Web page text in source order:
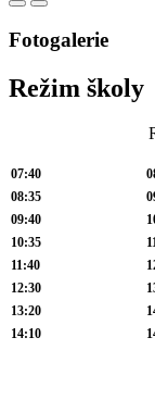
Fotogalerie
Režim školy
07:40
08:35
09:40
10:35
11:40
12:30
13:20
14:10